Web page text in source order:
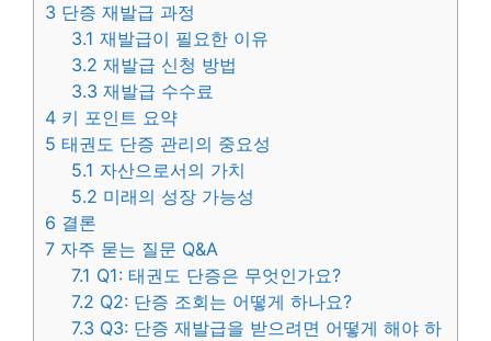
3 단증 재발급 과정
3.1 재발급이 필요한 이유
3.2 재발급 신청 방법
3.3 재발급 수수료
4 키 포인트 요약
5 태권도 단증 관리의 중요성
5.1 자산으로서의 가치
5.2 미래의 성장 가능성
6 결론
7 자주 묻는 질문 Q&A
7.1 Q1: 태권도 단증은 무엇인가요?
7.2 Q2: 단증 조회는 어떻게 하나요?
7.3 Q3: 단증 재발급을 받으려면 어떻게 해야 하